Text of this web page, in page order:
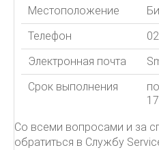
Местоположение
Телефон
Электронная почта
Срок выполнения
Со всеми вопросами и за
обратиться в Службу